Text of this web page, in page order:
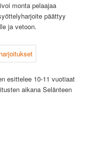
monta pelaajaa
päättyy
ja vetoon.
esittelee 10-11 vuotiaat
aikana Selänteen